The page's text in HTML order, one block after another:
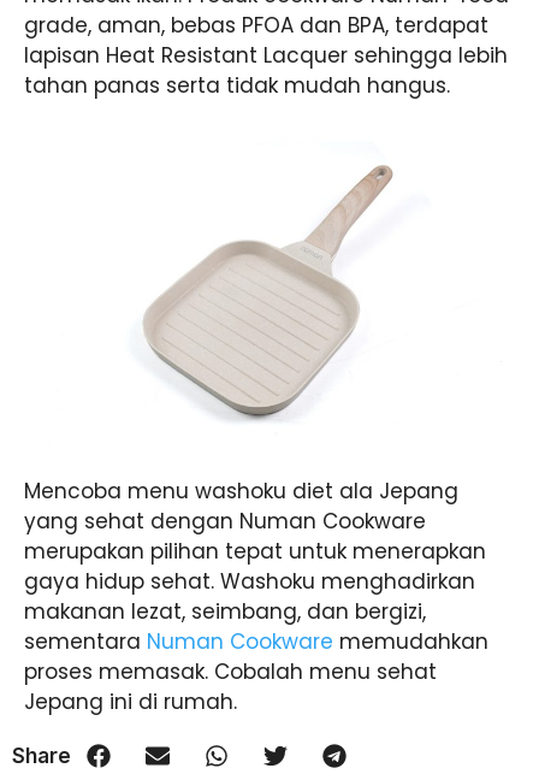
grade, aman, bebas PFOA dan BPA, terdapat
lapisan Heat Resistant Lacquer sehingga lebih
tahan panas serta tidak mudah hangus.
Mencoba menu washoku diet ala Jepang
yang sehat dengan Numan Cookware
merupakan pilihan tepat untuk menerapkan
gaya hidup sehat. Washoku menghadirkan
makanan lezat, seimbang, dan bergizi,
sementara Numan Cookware memudahkan
proses memasak. Cobalah menu sehat
Jepang ini di rumah.
Share